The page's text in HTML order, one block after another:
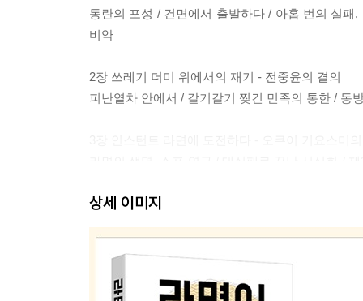
동란의 포성 / 건면에서 출발하다 / 아홉 번의 실
비약
2장 쓰레기 더미 위에서의 재기 - 전중윤의 결의
피난열차 안에서 / 갈기갈기 찢긴 민족의 통한 / 동
라면의 생명, 스프 연구 / 대실패로 끝난 시식회 /
4장 국민의 허기진 배를 채우기 위하여 - 전중윤의
상세 이미지